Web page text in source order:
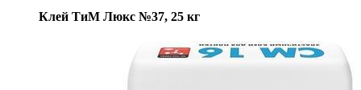
Клей ТиМ Люкс №37, 25 кг